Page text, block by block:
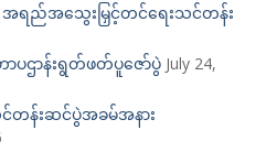
အရည်အသွေးမြှင့်တင်ရေးသင်တန်း
ပဌာန်းရွတ်ဖတ်ပူဇော်ပွဲ July 24,
သင်တန်းဆင်ပွဲအခမ်အနား